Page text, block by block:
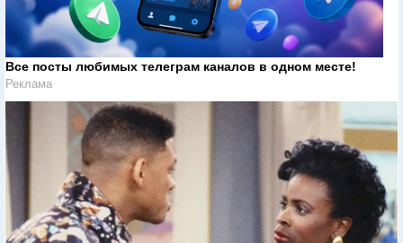
Все посты любимых телеграм каналов в одном месте!
Реклама